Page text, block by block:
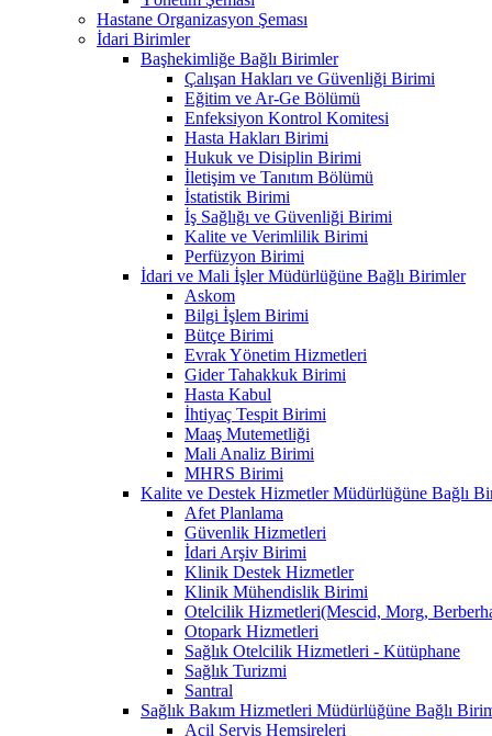
Hastane Organizasyon Şeması
İdari Birimler
Başhekimliğe Bağlı Birimler
Çalışan Hakları ve Güvenliği Birimi
Eğitim ve Ar-Ge Bölümü
Enfeksiyon Kontrol Komitesi
Hasta Hakları Birimi
Hukuk ve Disiplin Birimi
İletişim ve Tanıtım Bölümü
İstatistik Birimi
İş Sağlığı ve Güvenliği Birimi
Kalite ve Verimlilik Birimi
Perfüzyon Birimi
İdari ve Mali İşler Müdürlüğüne Bağlı Birimler
Askom
Bilgi İşlem Birimi
Bütçe Birimi
Evrak Yönetim Hizmetleri
Gider Tahakkuk Birimi
Hasta Kabul
İhtiyaç Tespit Birimi
Maaş Mutemetliği
Mali Analiz Birimi
MHRS Birimi
Kalite ve Destek Hizmetler Müdürlüğüne Bağlı
Afet Planlama
Güvenlik Hizmetleri
İdari Arşiv Birimi
Klinik Destek Hizmetler
Klinik Mühendislik Birimi
Otelcilik Hizmetleri(Mescid, Morg,
Otopark Hizmetleri
Sağlık Otelcilik Hizmetleri - Kütüphane
Sağlık Turizmi
Santral
Sağlık Bakım Hizmetleri Müdürlüğüne Bağlı
Acil Servis Hemşireleri